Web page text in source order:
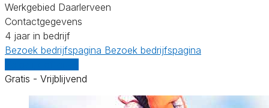
Werkgebied Daarlerveen
Contactgegevens
4 jaar in bedrijf
Bezoek bedrijfspagina Bezoek bedrijfspagina
Gratis - Vrijblijvend